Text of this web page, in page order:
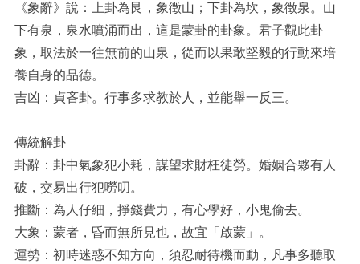
《象辭》說：上卦為艮，象徵山；下卦為坎，象徵泉。山
下有泉，泉水噴涌而出，這是蒙卦的卦象。君子觀此卦
象，取法於一往無前的山泉，從而以果敢堅毅的行動來培
養自身的品德。
吉凶：貞吝卦。行事多求教於人，並能舉一反三。
傳統解卦
卦辭：卦中氣象犯小耗，謀望求財枉徒勞。婚姻合夥有人
破，交易出行犯嘮叨。
推斷：為人仔細，掙錢費力，有心學好，小鬼偷去。
大象：蒙者，昏而無所見也，故宜「啟蒙」。
運勢：初時迷惑不知方向，須忍耐待機而動，凡事多聽取